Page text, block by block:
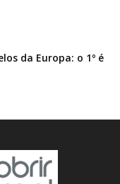
da Europa: o 1º é